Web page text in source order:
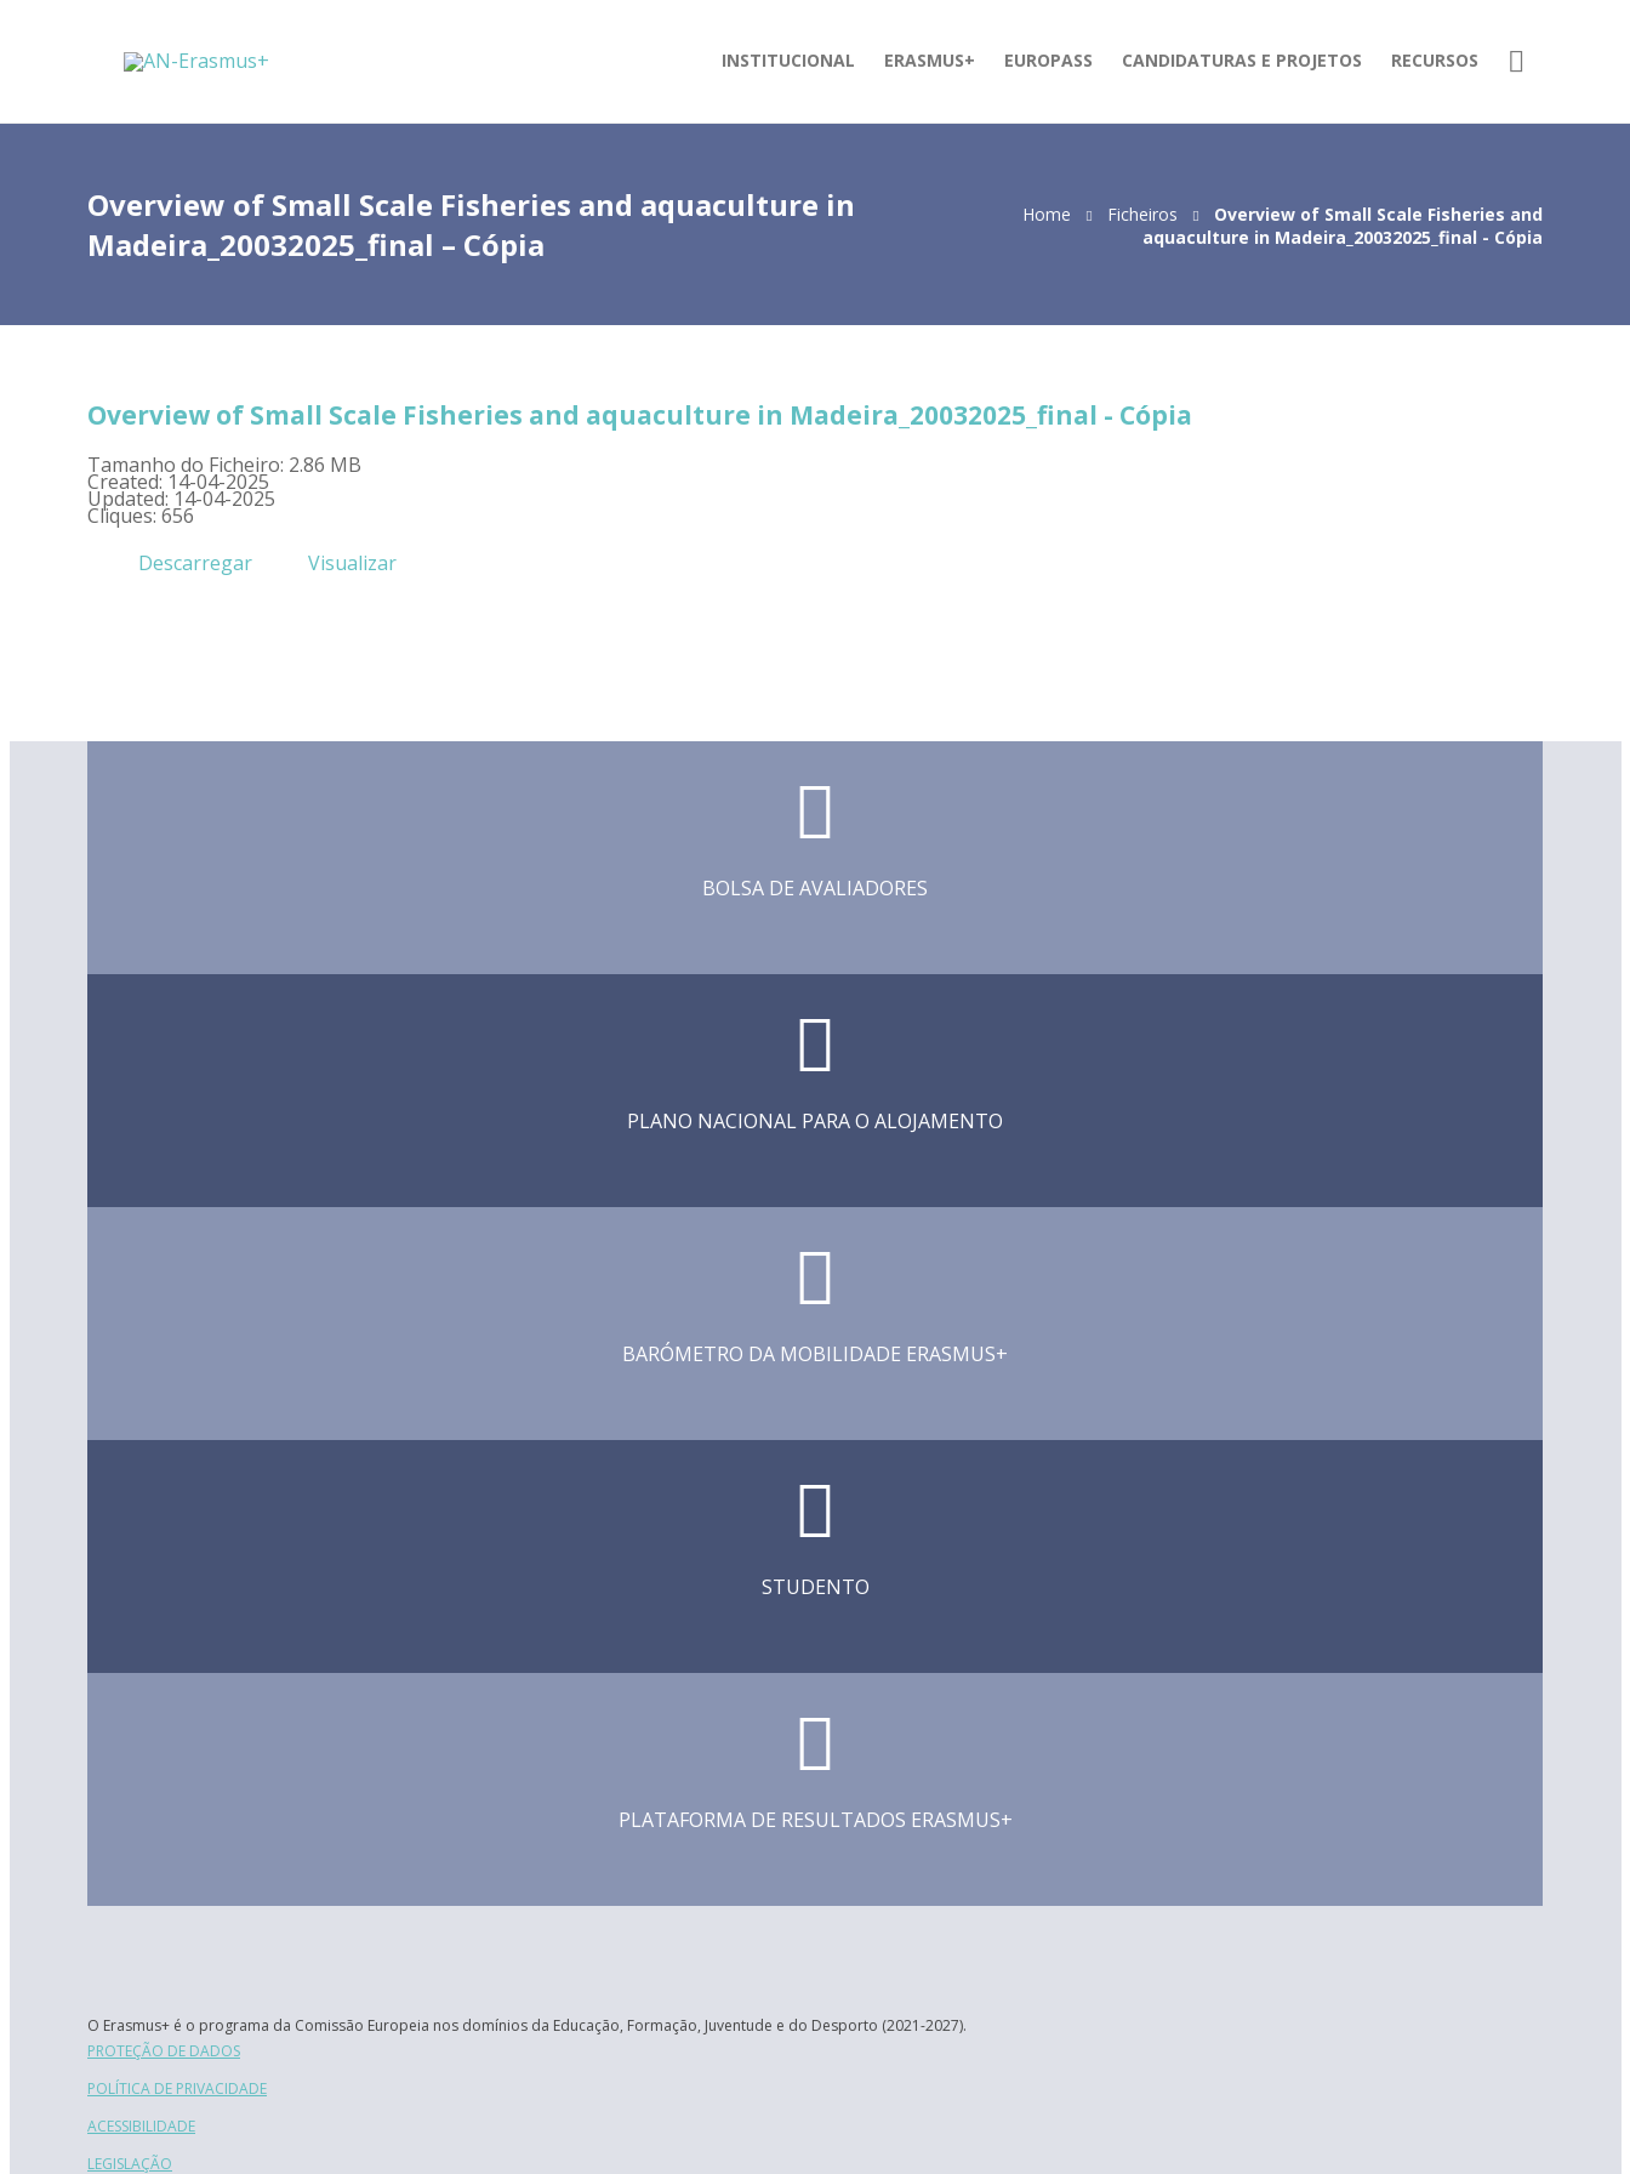
INSTITUCIONAL ERASMUS+ EUROPASS CANDIDATURAS E PROJETOS RECURSOS
Overview of Small Scale Fisheries and aquaculture in
Madeira_20032025_final – Cópia
Home Ficheiros
Overview of Small Scale Fisheries and
aquaculture in Madeira_20032025_final - Cópia
Overview of Small Scale Fisheries and aquaculture in Madeira_20032025_final - Cópia
Tamanho do Ficheiro: 2.86 MB
Created: 14-04-2025
Updated: 14-04-2025
Cliques: 656
Descarregar
Visualizar
BOLSA DE AVALIADORES
PLANO NACIONAL PARA O ALOJAMENTO
BARÓMETRO DA MOBILIDADE ERASMUS+
STUDENTO
PLATAFORMA DE RESULTADOS ERASMUS+
O Erasmus+ é o programa da Comissão Europeia nos domínios da Educação, Formação, Juventude e do Desporto (2021-2027).
PROTEÇÃO DE DADOS
POLÍTICA DE PRIVACIDADE
ACESSIBILIDADE
LEGISLAÇÃO